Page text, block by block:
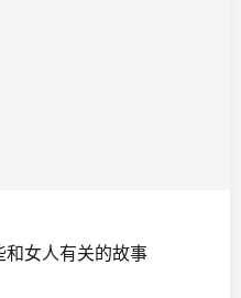
和女人有关的故事